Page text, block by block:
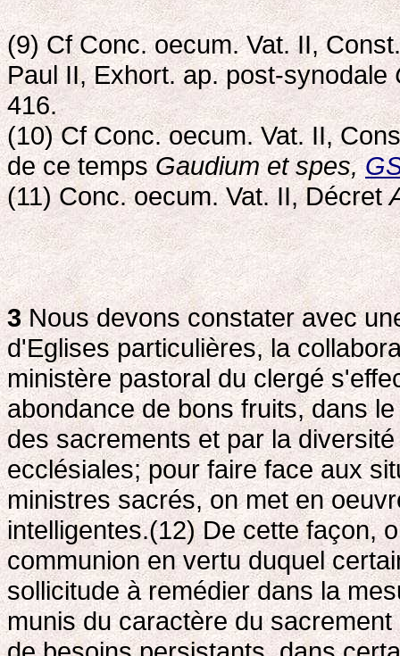
(9) Cf Conc. oecum. Vat. II,
Paul II, Exhort. ap. post-synodale
416.
(10) Cf Conc. oecum. Vat. II,
de ce tempsGaudium et spes,
(11) Conc. oecum. Vat. II, Décret
3Nous devons constater avec
d'Eglises particulières, la
ministère pastoral du clergé
abondance de bons fruits, dans
des sacrements et par la
ecclésiales; pour faire face aux
ministres sacrés, on met en
intelligentes.(12) De cette façon,
communion en vertu duquel
sollicitude à remédier dans la
munis du caractère du